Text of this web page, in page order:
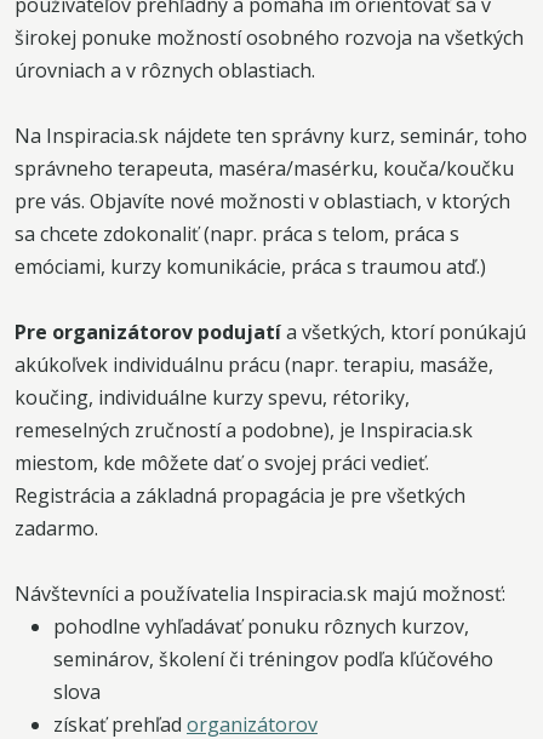
širokej ponuke možností osobného rozvoja na všetkých
úrovniach a v rôznych oblastiach.
Na Inspiracia.sk nájdete ten správny kurz, seminár, toho
správneho terapeuta, maséra/masérku, kouča/koučku
pre vás. Objavíte nové možnosti v oblastiach, v ktorých
sa chcete zdokonaliť (napr. práca s telom, práca s
emóciami, kurzy komunikácie, práca s traumou atď.)
Pre organizátorov podujatía všetkých, ktorí ponúkajú
akúkoľvek individuálnu prácu (napr. terapiu, masáže,
koučing, individuálne kurzy spevu, rétoriky,
remeselných zručností a podobne), je Inspiracia.sk
miestom, kde môžete dať o svojej práci vedieť.
Registrácia a základná propagácia je pre všetkých
zadarmo.
Návštevníci a používatelia Inspiracia.sk majú možnosť:
pohodlne vyhľadávať ponuku rôznych kurzov,
seminárov, školení či tréningov podľa kľúčového
slova
získať prehľad organizátorov